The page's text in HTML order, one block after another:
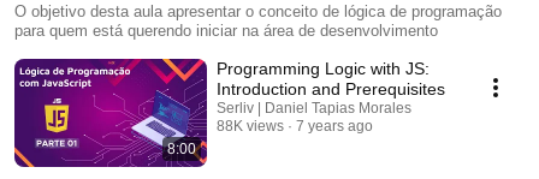
Iniciando na carreira front-end
O objetivo desta aula apresentar o conceito de lógica de programação
para quem está querendo iniciar na área de desenvolvimento
8:00
Programming Logic with JS:
Introduction and Prerequisites
Serliv | Daniel Tapias Morales
88K views
7 years ago